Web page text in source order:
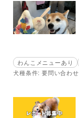
わんこメニューあり
犬種条件: 要問い合わせ